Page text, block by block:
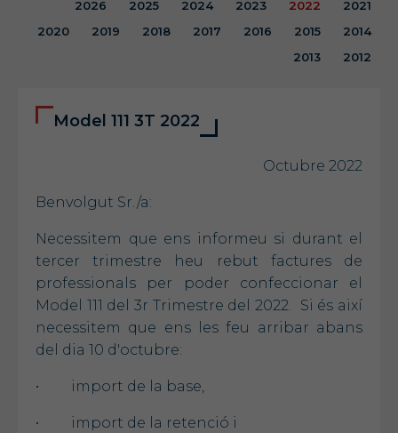
2026 2025 2024 2023 2022
2021
2020
2019 2018 2017 2016 2015
2014
2013
2012
Model 111 3T 2022
Octubre 2022
Benvolgut Sr./a:
Necessitem que ens informeu si durant el
tercer trimestre heu rebut factures de
professionals per poder confeccionar el
Model 111 del 3r Trimestre del 2022. Si és així
necessitem que ens les feu arribar abans
del dia 10 d'octubre:
• import de la base,
• import de la retenció i